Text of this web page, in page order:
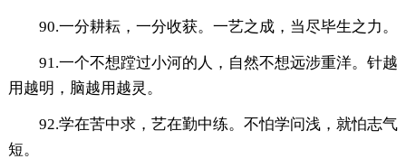
90.一分耕耘，一分收获。一艺之成，当尽毕生之力。
91.一个不想蹚过小河的人，自然不想远涉重洋。针越
用越明，脑越用越灵。
92.学在苦中求，艺在勤中练。不怕学问浅，就怕志气
短。